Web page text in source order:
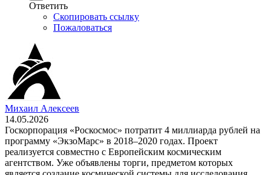
Ответить
Скопировать ссылку
Пожаловаться
Михаил Алексеев
14.05.2026
Госкорпорация «Роскосмос» потратит 4 миллиарда рублей на
программу «ЭкзоМарс» в 2018–2020 годах. Проект
реализуется совместно с Европейским космическим
агентством. Уже объявлены торги, предметом которых